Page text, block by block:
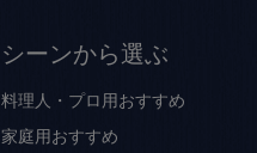
シーンから選ぶ
料理人・プロ用おすすめ
家庭用おすすめ